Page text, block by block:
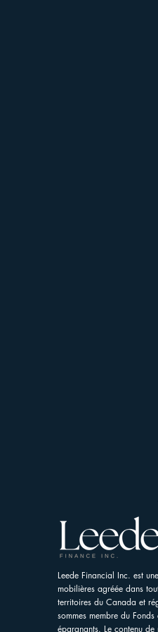
Leede Financial Inc. est
mobilières agréée dans
territoires du Canada et
sommes membre du
épargnants. Le contenu